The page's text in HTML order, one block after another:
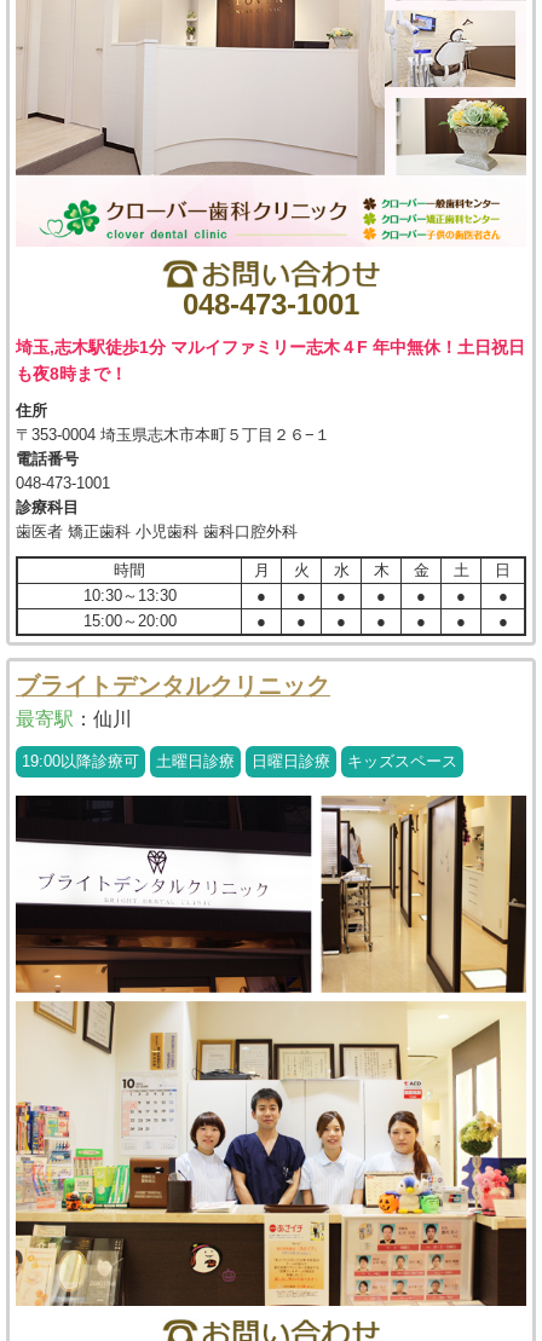
048-473-1001
埼玉,志木駅徒歩1分 マルイファミリー志木４F 年中無休！土日祝日
も夜8時まで！
住所
〒353-0004 埼玉県志木市本町５丁目２６−１
電話番号
048-473-1001
診療科目
歯医者 矯正歯科 小児歯科 歯科口腔外科
時間 月 火 水 木 金 土
日
10:30～13:30
● ● ● ● ● ●
●
15:00～20:00
● ● ● ● ● ● ●
ブライトデンタルクリニック
最寄駅 ： 仙川
19:00以降診療可 土曜日診療 日曜日診療 キッズスペース